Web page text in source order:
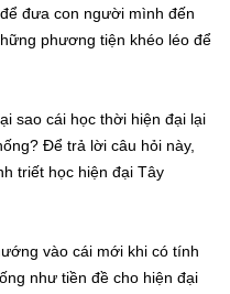
đưa con người mình đến
phương tiện khéo léo để
sao cái học thời hiện đại lại
Để trả lời câu hỏi này,
triết học hiện đại Tây
vào cái mới khi có tính
như tiền đề cho hiện đại